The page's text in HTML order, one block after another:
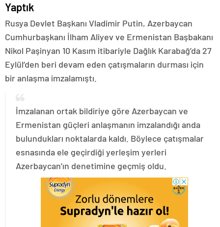
Yaptık
Rusya Devlet Başkanı Vladimir Putin, Azerbaycan
Cumhurbaşkanı İlham Aliyev ve Ermenistan Başbakanı
Nikol Paşinyan 10 Kasım itibariyle Dağlık Karabağ’da 27
Eylül’den beri devam eden çatışmaların durması için
bir anlaşma imzalamıştı.
İmzalanan ortak bildiriye göre Azerbaycan ve
Ermenistan güçleri anlaşmanın imzalandığı anda
bulundukları noktalarda kaldı. Böylece çatışmalar
esnasında ele geçirdiği yerleşim yerleri
Azerbaycan’ın denetimine geçmiş oldu.